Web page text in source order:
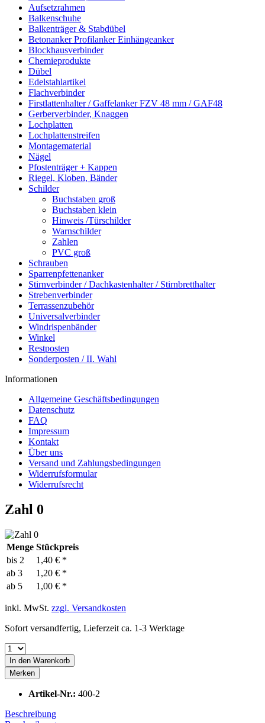
Aufsetzrahmen
Balkenschuhe
Balkenträger & Stabdübel
Betonanker Profilanker Einhängeanker
Blockhausverbinder
Chemieprodukte
Dübel
Edelstahlartikel
Flachverbinder
Firstlattenhalter / Gaffelanker FZV 48 mm / GAF48
Gerberverbinder, Knaggen
Lochplatten
Lochplattenstreifen
Montagematerial
Nägel
Pfostenträger + Kappen
Riegel, Kloben, Bänder
Schilder
Buchstaben groß
Buchstaben klein
Hinweis /Türschilder
Warnschilder
Zahlen
PVC groß
Schrauben
Sparrenpfettenanker
Stirnverbinder / Dachkastenhalter / Stirnbretthalter
Strebenverbinder
Terrassenzubehör
Universalverbinder
Windrispenbänder
Winkel
Restposten
Sonderposten / II. Wahl
Informationen
Allgemeine Geschäftsbedingungen
Datenschutz
FAQ
Impressum
Kontakt
Über uns
Versand und Zahlungsbedingungen
Widerrufsformular
Widerrufsrecht
Zahl 0
Menge Stückpreis
bis 2
1,40 € *
ab 3
1,20 € *
ab 5 1,00 € *
inkl. MwSt. zzgl. Versandkosten
Sofort versandfertig, Lieferzeit ca. 1-3 Werktage
In den Warenkorb
Merken
Artikel-Nr.: 400-2
Beschreibung